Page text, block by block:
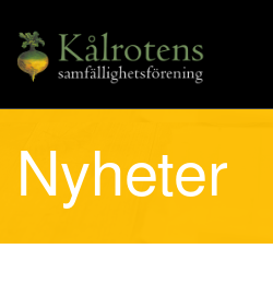
Nyheter